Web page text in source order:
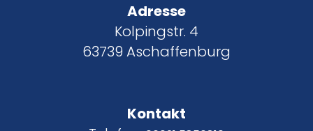
Adresse
Kolpingstr. 4
63739 Aschaffenburg
Kontakt